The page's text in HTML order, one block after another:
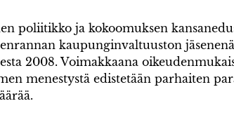
poliitikko ja kokoomuksen
kaupunginvaltuuston
2008. Voimakkaana
menestystä edistetään parhaiten